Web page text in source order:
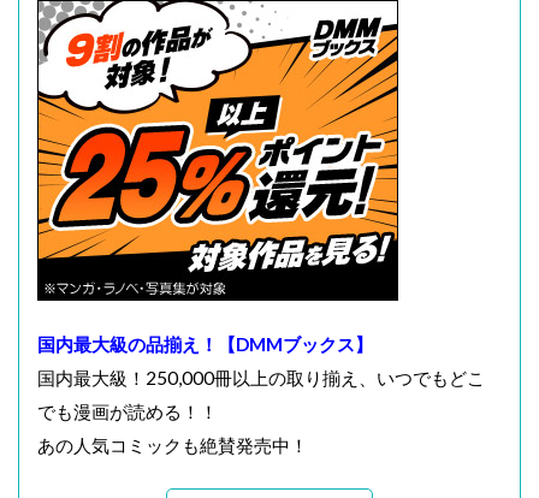
国内最大級の品揃え！【DMMブックス】
国内最大級！250,000冊以上の取り揃え、いつでもどこ
でも漫画が読める！！
あの人気コミックも絶賛発売中！